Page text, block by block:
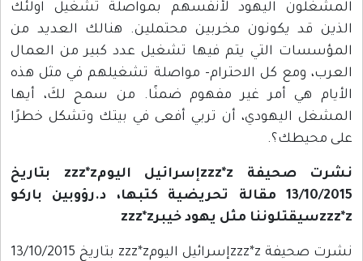
المشغلون اليهود لأنفسهم بمواصلة تشغيل اولئك
الذين قد يكونون مخربين محتملين. هنالك العديد من
المؤسسات التي يتم فيها تشغيل عدد كبير من العمال
العرب، ومع كل الاحترام- مواصلة تشغيلهم في مثل هذه
الأيام هي أمر غير مفهوم ضمنًا. من سمح لكَ، أيها
المشغل اليهودي، أن تربي أفعى في بيتك وتشكل خطرًا
على محيطك؟.
نشرت صحيفة zzz*zإسرائيل اليومzzz*z بتاريخ
13/10/2015 مقالة تحريضية كتبها، د.رؤوبين باركو
zzz*zسيقتلوننا مثل يهود خيبرzzz*z
نشرت صحيفة zzz*zإسرائيل اليومzzz*z بتاريخ 13/10/2015